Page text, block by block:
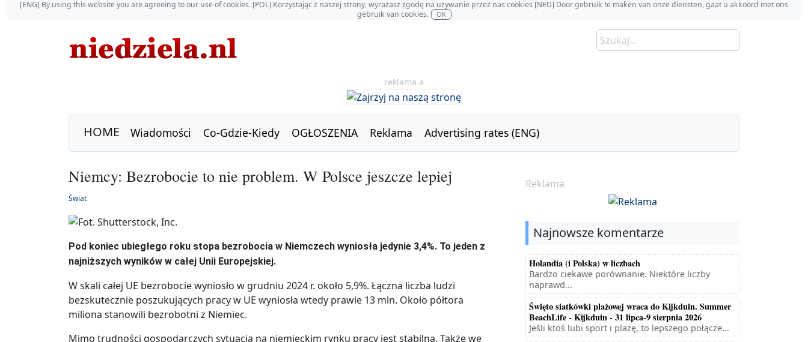
[ENG] By using this website you are agreeing to our use of cookies. [POL] Korzystając z naszej strony, wyrażasz zgodę na używanie przez nas cookies [NED] Door gebruik te maken van onze diensten, gaat u akkoord met ons
gebruik van cookies.
OK
reklama a
HOME Wiadomości Co-Gdzie-Kiedy OGŁOSZENIA Reklama Advertising rates (ENG)
Niemcy: Bezrobocie to nie problem. W Polsce jeszcze lepiej
Świat
Pod koniec ubiegłego roku stopa bezrobocia w Niemczech wyniosła jedynie 3,4%. To jeden z
najniższych wyników w całej Unii Europejskiej.
W skali całej UE bezrobocie wyniosło w grudniu 2024 r. około 5,9%. Łączna liczba ludzi
bezskutecznie poszukujących pracy w UE wyniosła wtedy prawie 13 mln. Około półtora
miliona stanowili bezrobotni z Niemiec.
Mimo trudności gospodarczych sytuacja na niemieckim rynku pracy jest stabilna. Także we
Reklama
Najnowsze komentarze
Holandia (i Polska) w liczbach
Bardzo ciekawe porównanie. Niektóre liczby
naprawd...
Święto siatkówki plażowej wraca do Kijkduin. Summer
BeachLife - Kijkduin - 31 lipca-9 sierpnia 2026
Jeśli ktoś lubi sport i plażę, to lepszego połącze...